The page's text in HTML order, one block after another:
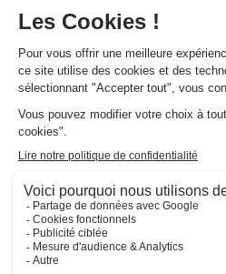
A propos 👇
Suivez-nous 👇
Infos légales 👇
Phishing : restez vigilants👇